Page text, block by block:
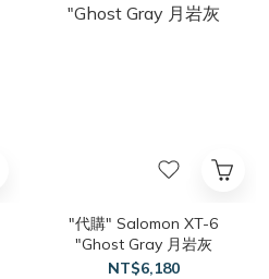
"代購" Salomon XT-6
"Ghost Gray 月岩灰
NT$6,180